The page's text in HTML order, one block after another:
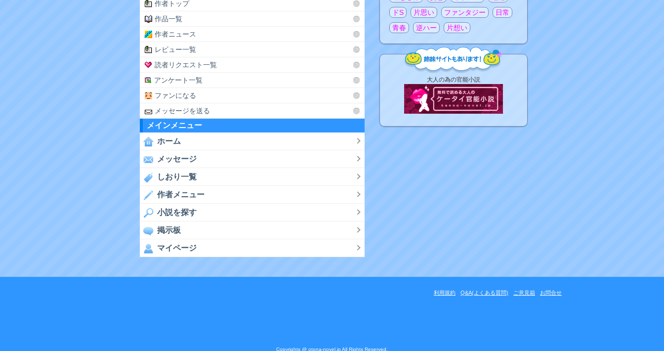
作者トップ
作品一覧
作者ニュース
レビュー一覧
読者リクエスト一覧
アンケート一覧
ファンになる
メッセージを送る
メインメニュー
ホーム
メッセージ
しおり一覧
作者メニュー
小説を探す
掲示板
マイページ
ドS
片思い ファンタジー
日常
青春
逆ハー 片想い
リ
大人の為の官能小説
利用規約 Q&A(よくある質問) ご意見箱 お問合せ
Copyrights @ otona-novel.jp All Rights Reserved.